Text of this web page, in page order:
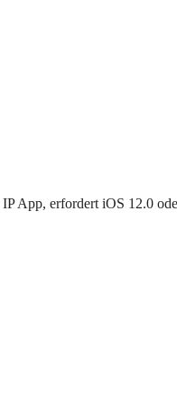
App, erfordert iOS 12.0